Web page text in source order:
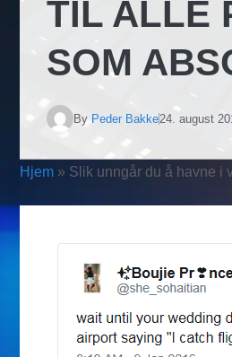
TIL ALLE
SOM
By Peder Bakke24. august
Hjem » Slik unngår du å havne i